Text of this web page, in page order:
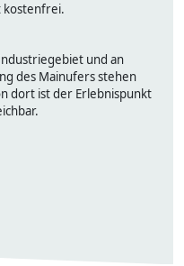
kostenfrei.
und an
des Mainufers stehen
dort ist der Erlebnispunkt